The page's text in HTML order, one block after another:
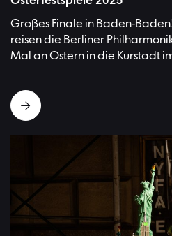
Großes Finale in Baden-
reisen die Berliner
Mal an Ostern in die Kurstadt